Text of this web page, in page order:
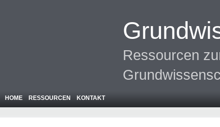
Ressourcen
HOME RESSOURCEN KONTAKT